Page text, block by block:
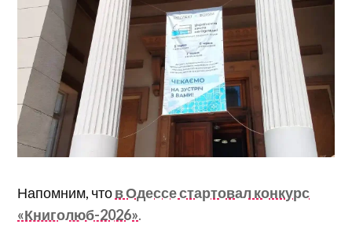
Напомним, чтов Одессе стартовал конкурс
«Книголюб-2026».